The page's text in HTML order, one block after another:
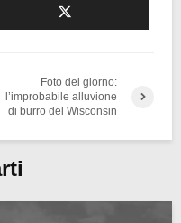
Foto del giorno:
l’improbabile alluvione
di burro del Wisconsin